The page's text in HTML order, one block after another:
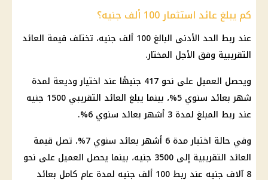
كم يبلغ عائد استثمار 100 ألف جنيه؟
عند ربط الحد الأدنى البالغ 100 ألف جنيه، تختلف قيمة العائد
التقريبية وفق الأجل المختار.
ويحصل العميل على نحو 417 جنيهًا عند اختيار وديعة لمدة
شهر بعائد سنوي 5%، بينما يبلغ العائد التقريبي 1500 جنيه
عند ربط المبلغ لمدة 3 أشهر بعائد سنوي 6%.
وفي حالة اختيار مدة 6 أشهر بعائد سنوي 7%، تصل قيمة
العائد التقريبية إلى 3500 جنيه، بينما يحصل العميل على نحو
8 آلاف جنيه عند ربط 100 ألف جنيه لمدة عام كامل بعائد